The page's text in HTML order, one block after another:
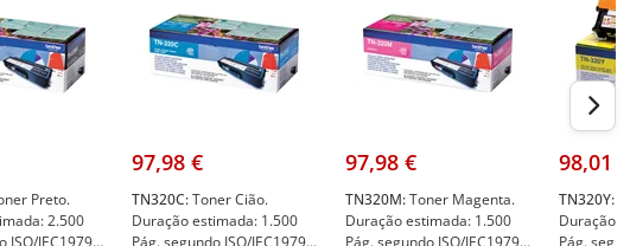
Preto.
2.500
ISO/IEC19798
97,98 €
TN320C:Toner Cião.
Duração estimada: 1.500
Pág. segundo ISO/IEC19798
97,98 €
TN320M:Toner Magenta.
Duração estimada: 1.500
Pág. segundo ISO/IEC19798
98,01 €
TN320Y:
Duração
Pág.